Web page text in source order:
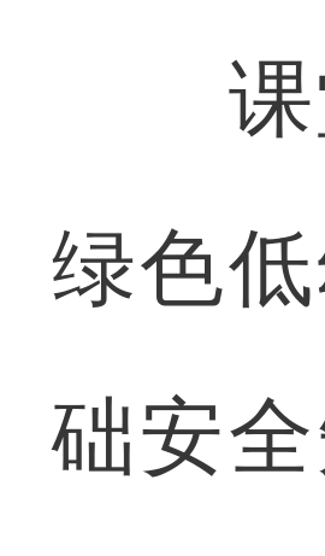
课堂
绿色
础安